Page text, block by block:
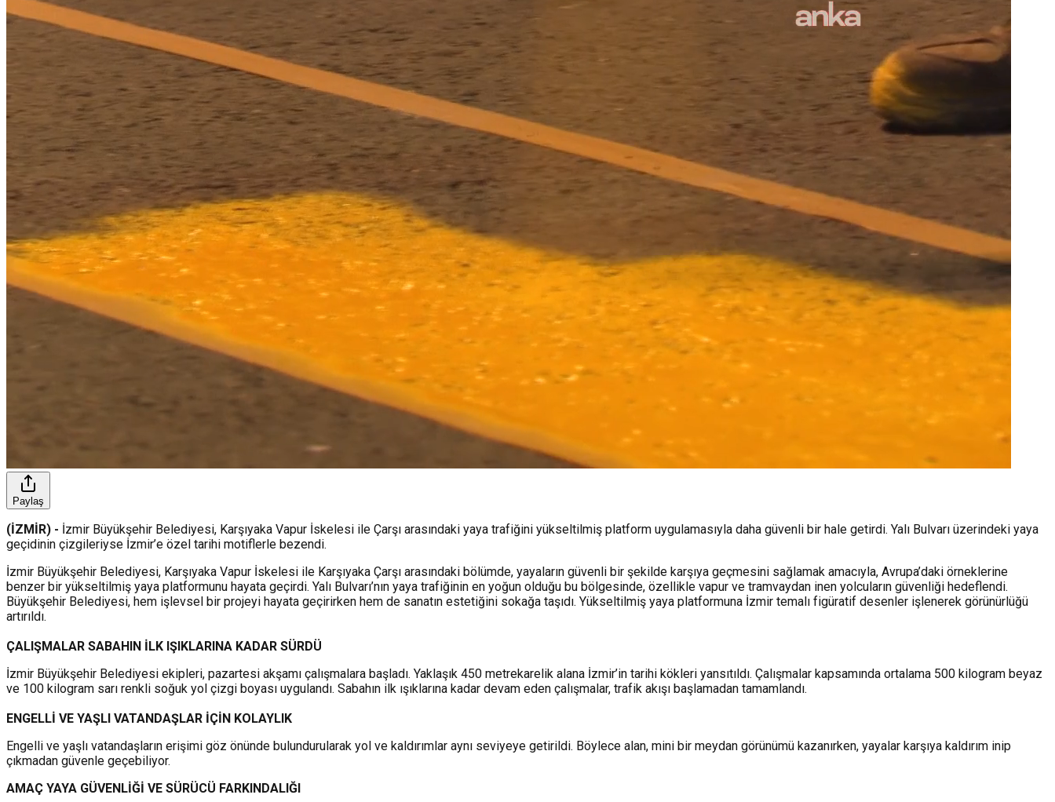
Paylaş
(İZMİR) - İzmir Büyükşehir Belediyesi, Karşıyaka Vapur İskelesi ile Çarşı arasındaki yaya trafiğini yükseltilmiş platform uygulamasıyla daha güvenli bir hale getirdi. Yalı Bulvarı üzerindeki yaya
geçidinin çizgileriyse İzmir’e özel tarihi motiflerle bezendi.
İzmir Büyükşehir Belediyesi, Karşıyaka Vapur İskelesi ile Karşıyaka Çarşı arasındaki bölümde, yayaların güvenli bir şekilde karşıya geçmesini sağlamak amacıyla, Avrupa’daki örneklerine
benzer bir yükseltilmiş yaya platformunu hayata geçirdi. Yalı Bulvarı’nın yaya trafiğinin en yoğun olduğu bu bölgesinde, özellikle vapur ve tramvaydan inen yolcuların güvenliği hedeflendi.
Büyükşehir Belediyesi, hem işlevsel bir projeyi hayata geçirirken hem de sanatın estetiğini sokağa taşıdı. Yükseltilmiş yaya platformuna İzmir temalı figüratif desenler işlenerek görünürlüğü
artırıldı.
ÇALIŞMALAR SABAHIN İLK IŞIKLARINA KADAR SÜRDÜ
İzmir Büyükşehir Belediyesi ekipleri, pazartesi akşamı çalışmalara başladı. Yaklaşık 450 metrekarelik alana İzmir’in tarihi kökleri yansıtıldı. Çalışmalar kapsamında ortalama 500 kilogram beyaz
ve 100 kilogram sarı renkli soğuk yol çizgi boyası uygulandı. Sabahın ilk ışıklarına kadar devam eden çalışmalar, trafik akışı başlamadan tamamlandı.
ENGELLİ VE YAŞLI VATANDAŞLAR İÇİN KOLAYLIK
Engelli ve yaşlı vatandaşların erişimi göz önünde bulundurularak yol ve kaldırımlar aynı seviyeye getirildi. Böylece alan, mini bir meydan görünümü kazanırken, yayalar karşıya kaldırım inip
çıkmadan güvenle geçebiliyor.
AMAÇ YAYA GÜVENLİĞİ VE SÜRÜCÜ FARKINDALIĞI